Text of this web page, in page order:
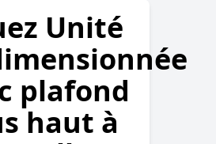
Unité
plafond
haut à